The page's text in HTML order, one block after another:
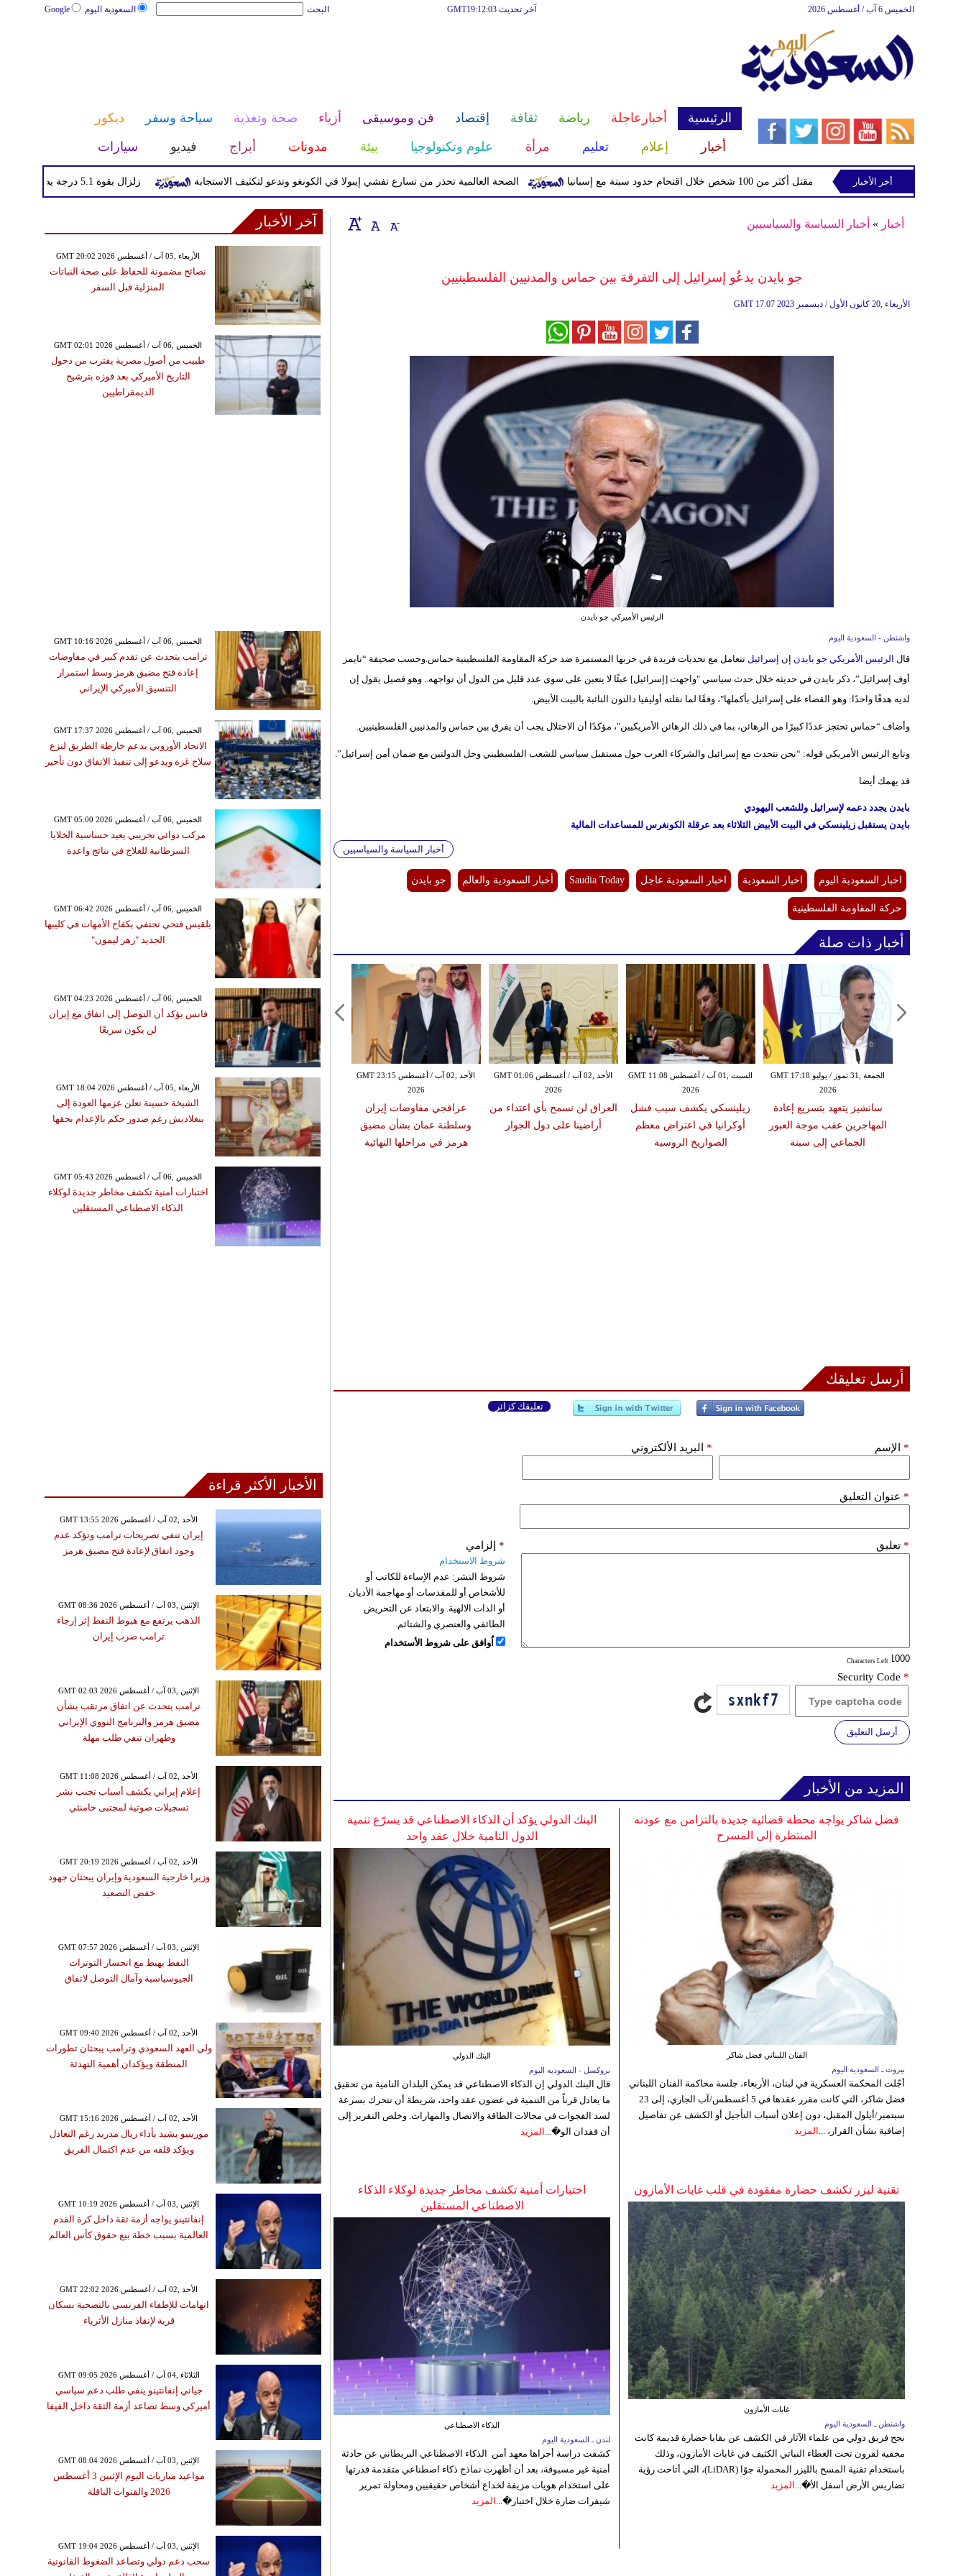
السعودية اليوم Google البحث آخر تحديث GMT19:12:03 الخميس 6 آب / أغسطس 2026
الرئيسية أخبارعاجلة رياضة ثقافة إقتصاد فن وموسيقى أزياء صحة وتغذية سياحة وسفر
ديكور
أخبار
إعلام تعليم مرأة علوم وتكنولوجيا بيئة مدونات أبراج فيديو سيارات
زلزال بقوة 5.1 درجة يضرب جنوب اليابان دون تحذير من تسونامي الصحة العالمية تحذر من تسارع تفشي إيبولا في الكونغو وتدعو لتكثيف الاستجابة مقتل أكثر من 100 شخص خلال اقتحام حدود سبتة مع إسبانيا أخر الأخبار
أخبار » أخبار السياسة والسياسيين
جو بايدن يدعُو إسرائيل إلى التفرقة بين حماس والمدنيين الفلسطينيين
GMT 17:07 2023 الأربعاء ,20 كانون الأول / ديسمبر
الرئيس الأميركي جو بايدن
واشنطن - السعودية اليوم
قال الرئيس الأمريكي جو بايدن إن إسرائيل تتعامل مع تحديات فريدة في حربها المستمرة ضد حركة المقاومة الفلسطينية حماس.وحسب صحيفة “تايمز
أوف إسرائيل”، ذكر بايدن في حديثه خلال حدث سياسي "واجهت [إسرائيل] عبئًا لا يتعين على سوى عدد قليل من الدول أن تواجهه.. وهو فصيل يقول إن
لديه هدفًا واحدًا: وهو القضاء على إسرائيل بأكملها"، وفقًا لما نقلته أوليفيا دالتون النائبة بالبيت الأبيض.
وأضاف “حماس تحتجز عددًا كبيرًا من الرهائن، بما في ذلك الرهائن الأمريكيين"، مؤكدًا أن الاحتلال يجب أن يفرق بين حماس والمدنيين الفلسطينيين.
وتابع الرئيس الأمريكي قوله: “نحن نتحدث مع إسرائيل والشركاء العرب حول مستقبل سياسي للشعب الفلسطيني وحل الدولتين مع ضمان أمن إسرائيل”.
قد يهمك أيضا
بايدن يجدد دعمه لإسرائيل وللشعب اليهودي
بايدن يستقبل زيلينسكي في البيت الأبيض الثلاثاء بعد عرقلة الكونغرس للمساعدات المالية
أخبار السياسة والسياسيين
اخبار السعودية اليوم اخبار السعودية اخبار السعودية عاجل Saudia Today أخبار السعودية والعالم جو بايدن
حركة المقاومة الفلسطينية
أخبار ذات صلة
الأحد ,02 آب / أغسطس GMT 23:15
2026
عراقجي مفاوضات إيران
وسلطنة عمان بشأن مضيق
هرمز في مراحلها النهائية
الأحد ,02 آب / أغسطس GMT 01:06
2026
العراق لن نسمح بأي اعتداء من
أراضينا على دول الجوار
السبت ,01 آب / أغسطس GMT 11:08
2026
زيلينسكي يكشف سبب فشل
أوكرانيا في اعتراض معظم
الصواريخ الروسية
الجمعة ,31 تموز / يوليو GMT 17:18
2026
سانشيز يتعهد بتسريع إعادة
المهاجرين عقب موجة العبور
الجماعي إلى سبتة
أرسل تعليقك
تعليقك كزائر
الإسم * البريد الألكتروني *
عنوان التعليق *
تعليق *
: Characters Left
إلزامي *
شروط الاستخدام
شروط النشر: عدم الإساءة للكاتب أو
للأشخاص أو للمقدسات أو مهاجمة الأديان
أو الذات الالهية. والابتعاد عن التحريض
الطائفي والعنصري والشتائم.
اُوافق على شروط الأستخدام
Security Code *
أرسل التعليق
المزيد من الأخبار
البنك الدولي يؤكد أن الذكاء الاصطناعي قد يسرّع تنمية
الدول النامية خلال عقد واحد
البنك الدولي
بروكسل - السعوديه اليوم
قال البنك الدولي إن الذكاء الاصطناعي قد يمكن البلدان النامية من تحقيق
ما يعادل قرناً من التنمية في غضون عقد واحد، شريطة أن تتحرك بسرعة
لسد الفجوات في مجالات الطاقة والاتصال والمهارات. وخلص التقرير إلى
أن فقدان الو�... المزيد
فضل شاكر يواجه محطة قضائية جديدة بالتزامن مع عودته
المنتظرة إلى المسرح
الفنان اللبناني فضل شاكر
بيروت ـ السعودية اليوم
أجّلت المحكمة العسكرية في لبنان، الأربعاء، جلسة محاكمة الفنان اللبناني
فضل شاكر، التي كانت مقرر عقدها في 5 أغسطس/آب الجاري، إلى 23
سبتمبر/أيلول المقبل، دون إعلان أسباب التأجيل أو الكشف عن تفاصيل
إضافية بشأن القرار، ... المزيد
اختبارات أمنية تكشف مخاطر جديدة لوكلاء الذكاء
الاصطناعي المستقلين
الذكاء الاصطناعي
لندن ـ السعودية اليوم
كشفت دراسة أجراها معهد أمن الذكاء الاصطناعي البريطاني عن حادثة
أمنية غير مسبوقة، بعد أن أظهرت نماذج ذكاء اصطناعي متقدمة قدرتها
على استخدام هويات مزيفة لخداع أشخاص حقيقيين ومحاولة تمرير
شيفرات ضارة خلال اختبار�... المزيد
تقنية ليزر تكشف حضارة مفقودة في قلب غابات الأمازون
غابات الأمازون
واشنطن ـ السعودية اليوم
نجح فريق دولي من علماء الآثار في الكشف عن بقايا حضارة قديمة كانت
مخفية لقرون تحت الغطاء النباتي الكثيف في غابات الأمازون، وذلك
باستخدام تقنية المسح بالليزر المحمولة جوًا (LiDAR)، التي أتاحت رؤية
تضاريس الأرض أسفل الأ�... المزيد
آخر الأخبار
GMT 20:02 2026 الأربعاء ,05 آب / أغسطس
نصائح مضمونة للحفاظ على صحة النباتات
المنزلية قبل السفر
GMT 02:01 2026 الخميس ,06 آب / أغسطس
طبيب من أصول مصرية يقترب من دخول
التاريخ الأميركي بعد فوزه بترشيح
الديمقراطيين
GMT 10:16 2026 الخميس ,06 آب / أغسطس
ترامب يتحدث عن تقدم كبير في مفاوضات
إعادة فتح مضيق هرمز وسط استمرار
التنسيق الأميركي الإيراني
GMT 17:37 2026 الخميس ,06 آب / أغسطس
الاتحاد الأوروبي يدعم خارطة الطريق لنزع
سلاح غزة ويدعو إلى تنفيذ الاتفاق دون تأخير
GMT 05:00 2026 الخميس ,06 آب / أغسطس
مركب دوائي تجريبي يعيد حساسية الخلايا
السرطانية للعلاج في نتائج واعدة
GMT 06:42 2026 الخميس ,06 آب / أغسطس
بلقيس فتحي تحتفي بكفاح الأمهات في كليبها
الجديد "زهر ليمون"
GMT 04:23 2026 الخميس ,06 آب / أغسطس
فانس يؤكد أن التوصل إلى اتفاق مع إيران
لن يكون سريعًا
GMT 18:04 2026 الأربعاء ,05 آب / أغسطس
الشيخة حسينة تعلن عزمها العودة إلى
بنغلاديش رغم صدور حكم بالإعدام بحقها
GMT 05:43 2026 الخميس ,06 آب / أغسطس
اختبارات أمنية تكشف مخاطر جديدة لوكلاء
الذكاء الاصطناعي المستقلين
الأخبار الأكثر قراءة
GMT 13:55 2026 الأحد ,02 آب / أغسطس
إيران تنفي تصريحات ترامب وتؤكد عدم
وجود اتفاق لإعادة فتح مضيق هرمز
GMT 08:36 2026 الإثنين ,03 آب / أغسطس
الذهب يرتفع مع هبوط النفط إثر إرجاء
ترامب ضرب إيران
GMT 02:03 2026 الإثنين ,03 آب / أغسطس
ترامب يتحدث عن اتفاق مرتقب بشأن
مضيق هرمز والبرنامج النووي الإيراني
وطهران تنفي طلب مهلة
GMT 11:08 2026 الأحد ,02 آب / أغسطس
إعلام إيراني يكشف أسباب تجنب نشر
تسجيلات صوتية لمجتبى خامنئي
GMT 20:19 2026 الأحد ,02 آب / أغسطس
وزيرا خارجية السعودية وإيران يبحثان جهود
خفض التصعيد
GMT 07:57 2026 الإثنين ,03 آب / أغسطس
النفط يهبط مع انحسار التوترات
الجيوسياسية وآمال التوصل لاتفاق
GMT 09:40 2026 الأحد ,02 آب / أغسطس
ولي العهد السعودي وترامب يبحثان تطورات
المنطقة ويؤكدان أهمية التهدئة
GMT 15:16 2026 الأحد ,02 آب / أغسطس
مورينيو يشيد بأداء ريال مدريد رغم التعادل
ويؤكد قلقه من عدم اكتمال الفريق
GMT 10:19 2026 الإثنين ,03 آب / أغسطس
إنفانتينو يواجه أزمة ثقة داخل كرة القدم
العالمية بسبب خطة بيع حقوق كأس العالم
GMT 22:02 2026 الأحد ,02 آب / أغسطس
اتهامات للإطفاء الفرنسي بالتضحية بسكان
قرية لإنقاذ منازل الأثرياء
GMT 09:05 2026 الثلاثاء ,04 آب / أغسطس
جياني إنفانتينو ينفي طلب دعم سياسي
أميركي وسط تصاعد أزمة الثقة داخل الفيفا
GMT 08:04 2026 الإثنين ,03 آب / أغسطس
مواعيد مباريات اليوم الإثنين 3 أغسطس
2026 والقنوات الناقلة
GMT 19:04 2026 الإثنين ,03 آب / أغسطس
سحب دعم دولي وتصاعد الضغوط القانونية